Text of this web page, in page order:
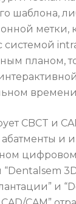
шаблона,
метки,
системой
планом,
CBCT и
абатменты и
цифровом
и